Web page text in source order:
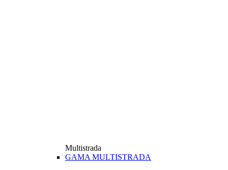
Multistrada
GAMA MULTISTRADA